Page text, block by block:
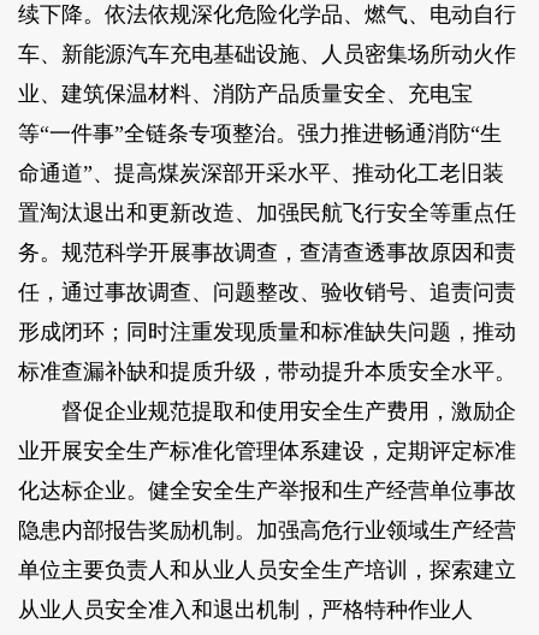
续下降。依法依规深化危险化学品、燃气、电动自行
车、新能源汽车充电基础设施、人员密集场所动火作
业、建筑保温材料、消防产品质量安全、充电宝
等“一件事”全链条专项整治。强力推进畅通消防“生
命通道”、提高煤炭深部开采水平、推动化工老旧装
置淘汰退出和更新改造、加强民航飞行安全等重点任
务。规范科学开展事故调查，查清查透事故原因和责
任，通过事故调查、问题整改、验收销号、追责问责
形成闭环；同时注重发现质量和标准缺失问题，推动
标准查漏补缺和提质升级，带动提升本质安全水平。
督促企业规范提取和使用安全生产费用，激励企
业开展安全生产标准化管理体系建设，定期评定标准
化达标企业。健全安全生产举报和生产经营单位事故
隐患内部报告奖励机制。加强高危行业领域生产经营
单位主要负责人和从业人员安全生产培训，探索建立
从业人员安全准入和退出机制，严格特种作业人